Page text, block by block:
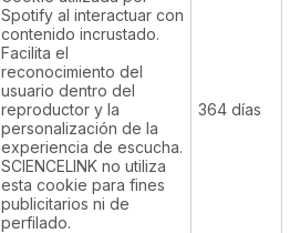
Spotify al interactuar con
contenido incrustado.
Facilita el
reconocimiento del
usuario dentro del
reproductor y la
personalización de la
experiencia de escucha.
SCIENCELINK no utiliza
esta cookie para fines
publicitarios ni de
perfilado.
364 días